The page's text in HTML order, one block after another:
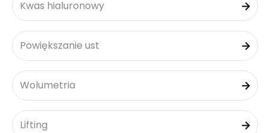
Kwas hialuronowy
Powiększanie ust
Wolumetria
Lifting